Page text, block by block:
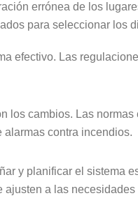
errónea de los
para seleccionar los
efectivo. Las
los cambios. Las
contra incendios.
y planificar el sistema
a las